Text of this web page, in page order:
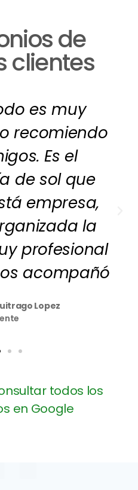
de
clientes
es muy
recomiendo
Es el
de sol que
empresa,
la
profesional
acompañó
Lopez
todos los
en Google